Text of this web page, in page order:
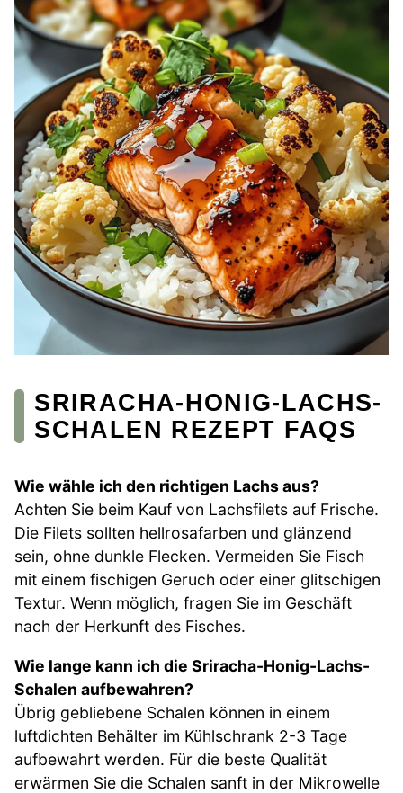
SRIRACHA-HONIG-LACHS-
SCHALEN REZEPT FAQS
Wie wähle ich den richtigen Lachs aus?
Achten Sie beim Kauf von Lachsfilets auf Frische.
Die Filets sollten hellrosafarben und glänzend
sein, ohne dunkle Flecken. Vermeiden Sie Fisch
mit einem fischigen Geruch oder einer glitschigen
Textur. Wenn möglich, fragen Sie im Geschäft
nach der Herkunft des Fisches.
Wie lange kann ich die Sriracha-Honig-Lachs-
Schalen aufbewahren?
Übrig gebliebene Schalen können in einem
luftdichten Behälter im Kühlschrank 2-3 Tage
aufbewahrt werden. Für die beste Qualität
erwärmen Sie die Schalen sanft in der Mikrowelle